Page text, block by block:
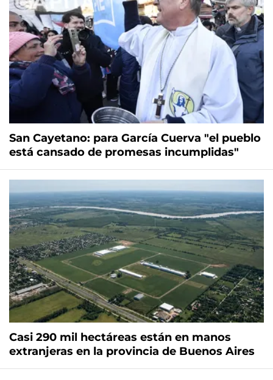
San Cayetano: para García Cuerva "el pueblo
está cansado de promesas incumplidas"
Casi 290 mil hectáreas están en manos
extranjeras en la provincia de Buenos Aires